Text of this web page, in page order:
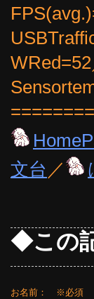
文台 ／
◆この
お名前： ※必須